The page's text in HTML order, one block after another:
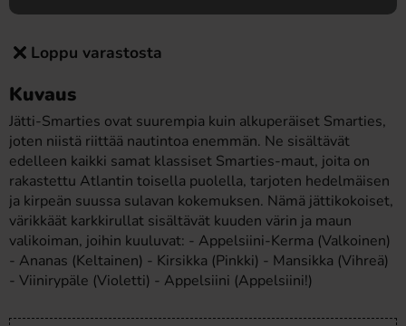
Loppu varastosta
Kuvaus
Jätti-Smarties ovat suurempia kuin alkuperäiset Smarties,
joten niistä riittää nautintoa enemmän. Ne sisältävät
edelleen kaikki samat klassiset Smarties-maut, joita on
rakastettu Atlantin toisella puolella, tarjoten hedelmäisen
ja kirpeän suussa sulavan kokemuksen. Nämä jättikokoiset,
värikkäät karkkirullat sisältävät kuuden värin ja maun
valikoiman, joihin kuuluvat: - Appelsiini-Kerma (Valkoinen)
- Ananas (Keltainen) - Kirsikka (Pinkki) - Mansikka (Vihreä)
- Viinirypäle (Violetti) - Appelsiini (Appelsiini!)